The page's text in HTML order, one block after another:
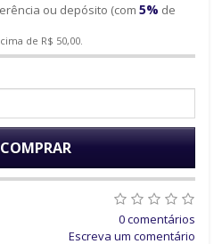
ou depósito (com 5% de
de R$ 50,00.
COMPRAR
0 comentários
Escreva um comentário